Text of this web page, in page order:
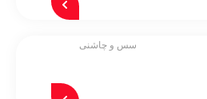
سس و چاشنی